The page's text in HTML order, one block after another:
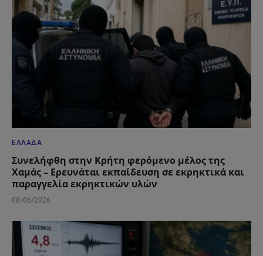
ΕΛΛΆΔΑ
Συνελήφθη στην Κρήτη φερόμενο μέλος της
Χαμάς – Ερευνάται εκπαίδευση σε εκρηκτικά και
παραγγελία εκρηκτικών υλών
08/06/2026